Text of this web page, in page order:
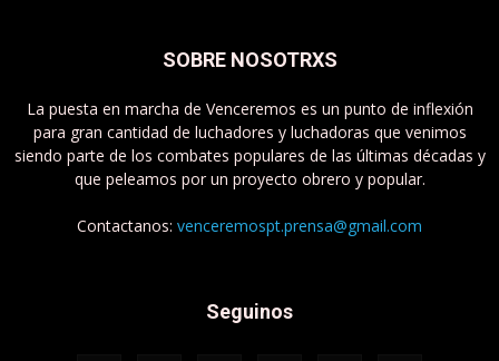
SOBRE NOSOTRXS
La puesta en marcha de Venceremos es un punto de inflexión
para gran cantidad de luchadores y luchadoras que venimos
siendo parte de los combates populares de las últimas décadas y
que peleamos por un proyecto obrero y popular.
Contactanos: venceremospt.prensa@gmail.com
Seguinos